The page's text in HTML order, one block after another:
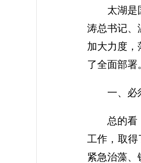
太湖是国
涛总书记、
加大力度，
了全面部署
一、必须
总的看，
工作，取得
紧急治藻